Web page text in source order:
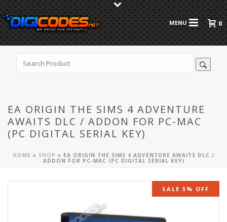
0
EA ORIGIN THE SIMS 4 ADVENTURE
AWAITS DLC / ADDON FOR PC-MAC
(PC DIGITAL SERIAL KEY)
HOME » SHOP » EA ORIGIN THE SIMS 4 ADVENTURE AWAITS DLC /
ADDON FOR PC-MAC (PC DIGITAL SERIAL KEY)
SALE 5% OFF